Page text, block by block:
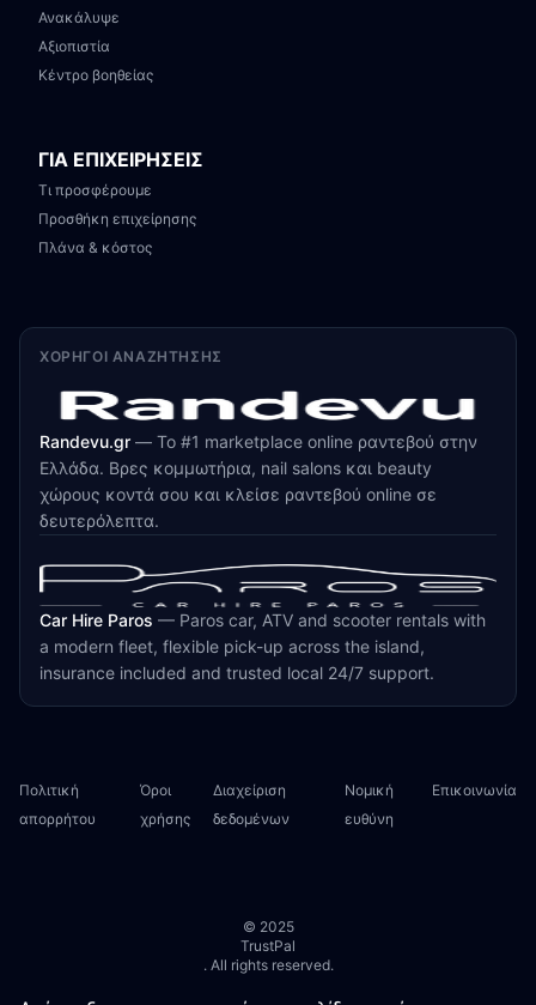
Ανακάλυψε
Αξιοπιστία
Κέντρο βοηθείας
ΓΙΑ ΕΠΙΧΕΙΡΗΣΕΙΣ
Τι προσφέρουμε
Προσθήκη επιχείρησης
Πλάνα & κόστος
ΧΟΡΗΓΟΊ ΑΝΑΖΉΤΗΣΗΣ
Randevu.gr — Το #1 marketplace online ραντεβού στην
Ελλάδα. Βρες κομμωτήρια, nail salons και beauty
χώρους κοντά σου και κλείσε ραντεβού online σε
δευτερόλεπτα.
Car Hire Paros — Paros car, ATV and scooter rentals with
a modern fleet, flexible pick-up across the island,
insurance included and trusted local 24/7 support.
Πολιτική
απορρήτου
Όροι
χρήσης
Διαχείριση
δεδομένων
Νομική
ευθύνη
Επικοινωνία
© 2025
TrustPal
. All rights reserved.